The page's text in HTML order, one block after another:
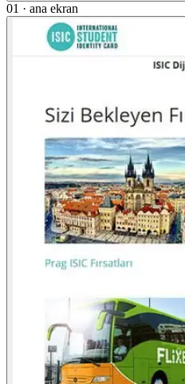
01 · ana ekran